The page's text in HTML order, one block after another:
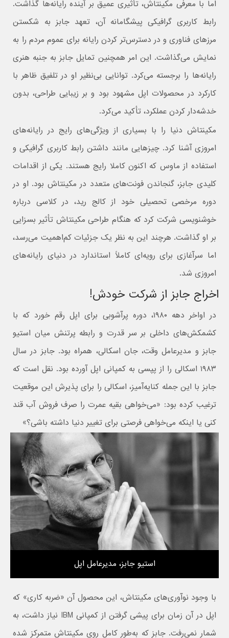
اما با معرفی مکینتاش، تأثیری عمیق بر آینده رایانه‌ها گذاشت.
رابط کاربری گرافیکی پیشگامانه‌ آن، تعهد جابز به شکستن
مرزهای فناوری و در دسترس‌تر کردن رایانه برای عموم مردم را به
نمایش می‌گذاشت. این امر همچنین تمایل جابز به جنبه هنری
رایانه‌ها را برجسته می‌کرد. توانایی بی‌نظیر او در تلفیق ظاهر با
کارکرد در محصولات اپل مشهود بود و بر زیبایی طراحی، بدون
خدشه‌دار کردن عملکرد، تأکید می‌کرد.
مکینتاش دنیا را با بسیاری از ویژگی‌های رایج در رایانه‌های
امروزی آشنا کرد. چیزهایی مانند داشتن رابط کاربری گرافیکی و
استفاده از ماوس که اکنون کاملا رایج هستند. یکی از اقدامات
کلیدی جابز، گنجاندن فونت‌های متعدد در مکینتاش بود. او در
دوره مرخصی تحصیلی خود از کالج رید، در کلاسی درباره
خوشنویسی شرکت کرد که هنگام طراحی مکینتاش تأثیر بسزایی
بر او گذاشت. هرچند این به نظر یک جزئیات کم‌اهمیت می‌رسد،
اما سرآغازی برای رویه‌ای کاملاً استاندارد در دنیای رایانه‌های
امروزی شد.
اخراج جابز از شرکت خودش!
در اواخر دهه ۱۹۸۰، دوره پرآشوبی برای اپل رقم خورد که با
کشمکش‌های داخلی بر سر قدرت و رابطه پرتنش میان استیو
جابز و مدیرعامل وقت، جان اسکالی، همراه بود. جابز در سال
۱۹۸۳ اسکالی را از پپسی به کمپانی اپل آورده بود. نقل است که
جابز با این جمله کنایه‌آمیز، اسکالی را برای پذیرش این موقعیت
ترغیب کرده بود: «می‌خواهی بقیه عمرت را صرف فروش آب قند
کنی یا اینکه می‌خواهی فرصتی برای تغییر دنیا داشته باشی؟»
استیو جابز، مدیرعامل اپل
با وجود نوآوری‌های مکینتاش، این محصول آن «ضربه‌ کاری» که
اپل در آن زمان برای پیشی گرفتن از کمپانی IBM نیاز داشت، به
شمار نمی‌رفت. جابز که به‌طور کامل روی مکینتاش متمرکز شده